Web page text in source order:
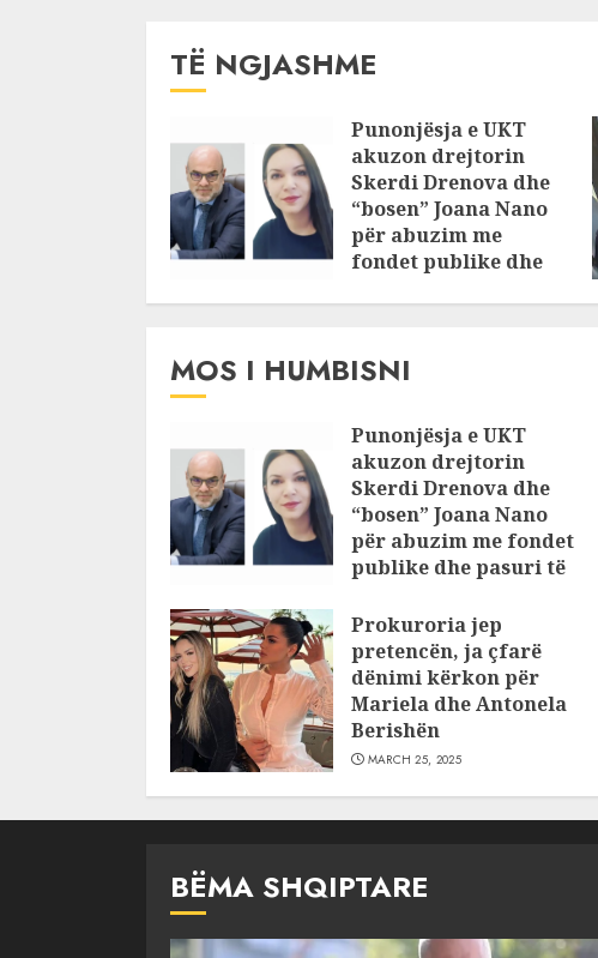
TË NGJASHME
Punonjësja e UKT
akuzon drejtorin
Skerdi Drenova dhe
“bosen” Joana Nano
për abuzim me
fondet publike dhe
MOS I HUMBISNI
Punonjësja e UKT
akuzon drejtorin
Skerdi Drenova dhe
“bosen” Joana Nano
për abuzim me fondet
publike dhe pasuri të
JULY 24, 2025
Prokuroria jep
pretencën, ja çfarë
dënimi kërkon për
Mariela dhe Antonela
Berishën
MARCH 25, 2025
BËMA SHQIPTARE